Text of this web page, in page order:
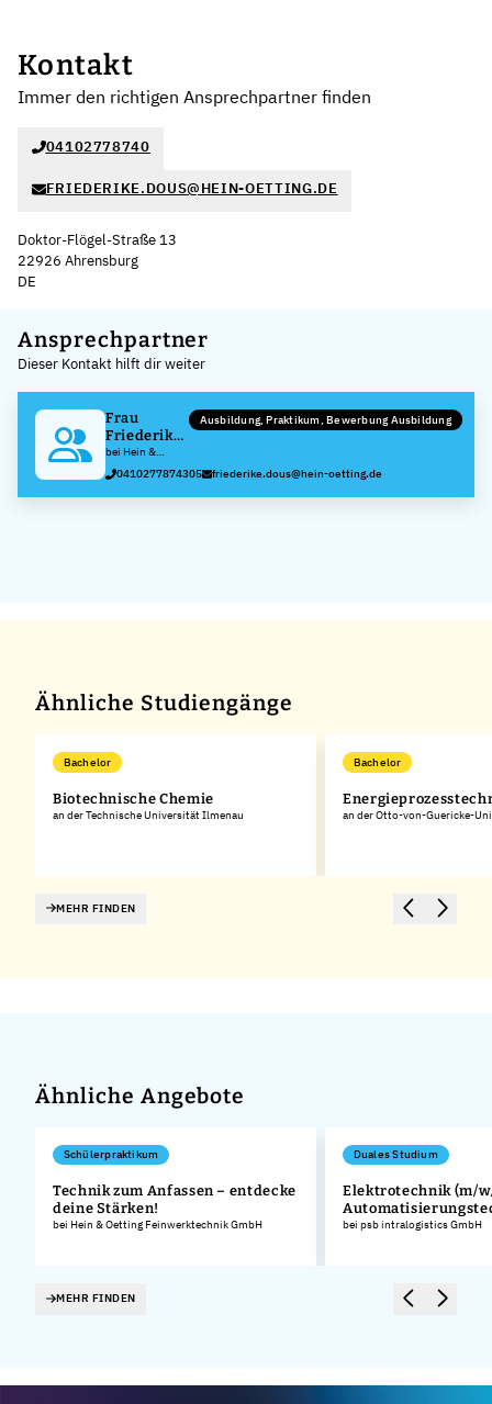
Kontakt
Immer den richtigen Ansprechpartner finden
04102778740
FRIEDERIKE.DOUS@HEIN-OETTING.DE
Doktor-Flögel-Straße 13
22926 Ahrensburg
DE
+
−
Ansprechpartner
Dieser Kontakt hilft dir weiter
Frau
Friederike
Dous
bei Hein &
Oetting
Feinwerktechnik
GmbH
Ausbildung, Praktikum, Bewerbung Ausbildung
0410277874305 friederike.dous@hein-oetting.de
Ähnliche Studiengänge
Bachelor
Biotechnische Chemie
an der Technische Universität Ilmenau
Bachelor
an der Otto-von-Guericke-
MEHR FINDEN
Ähnliche Angebote
Schülerpraktikum
Technik zum Anfassen – entdecke
deine Stärken!
bei Hein & Oetting Feinwerktechnik GmbH
Duales Studium
Elektrotechnik (m/
bei psb intralogistics GmbH
MEHR FINDEN